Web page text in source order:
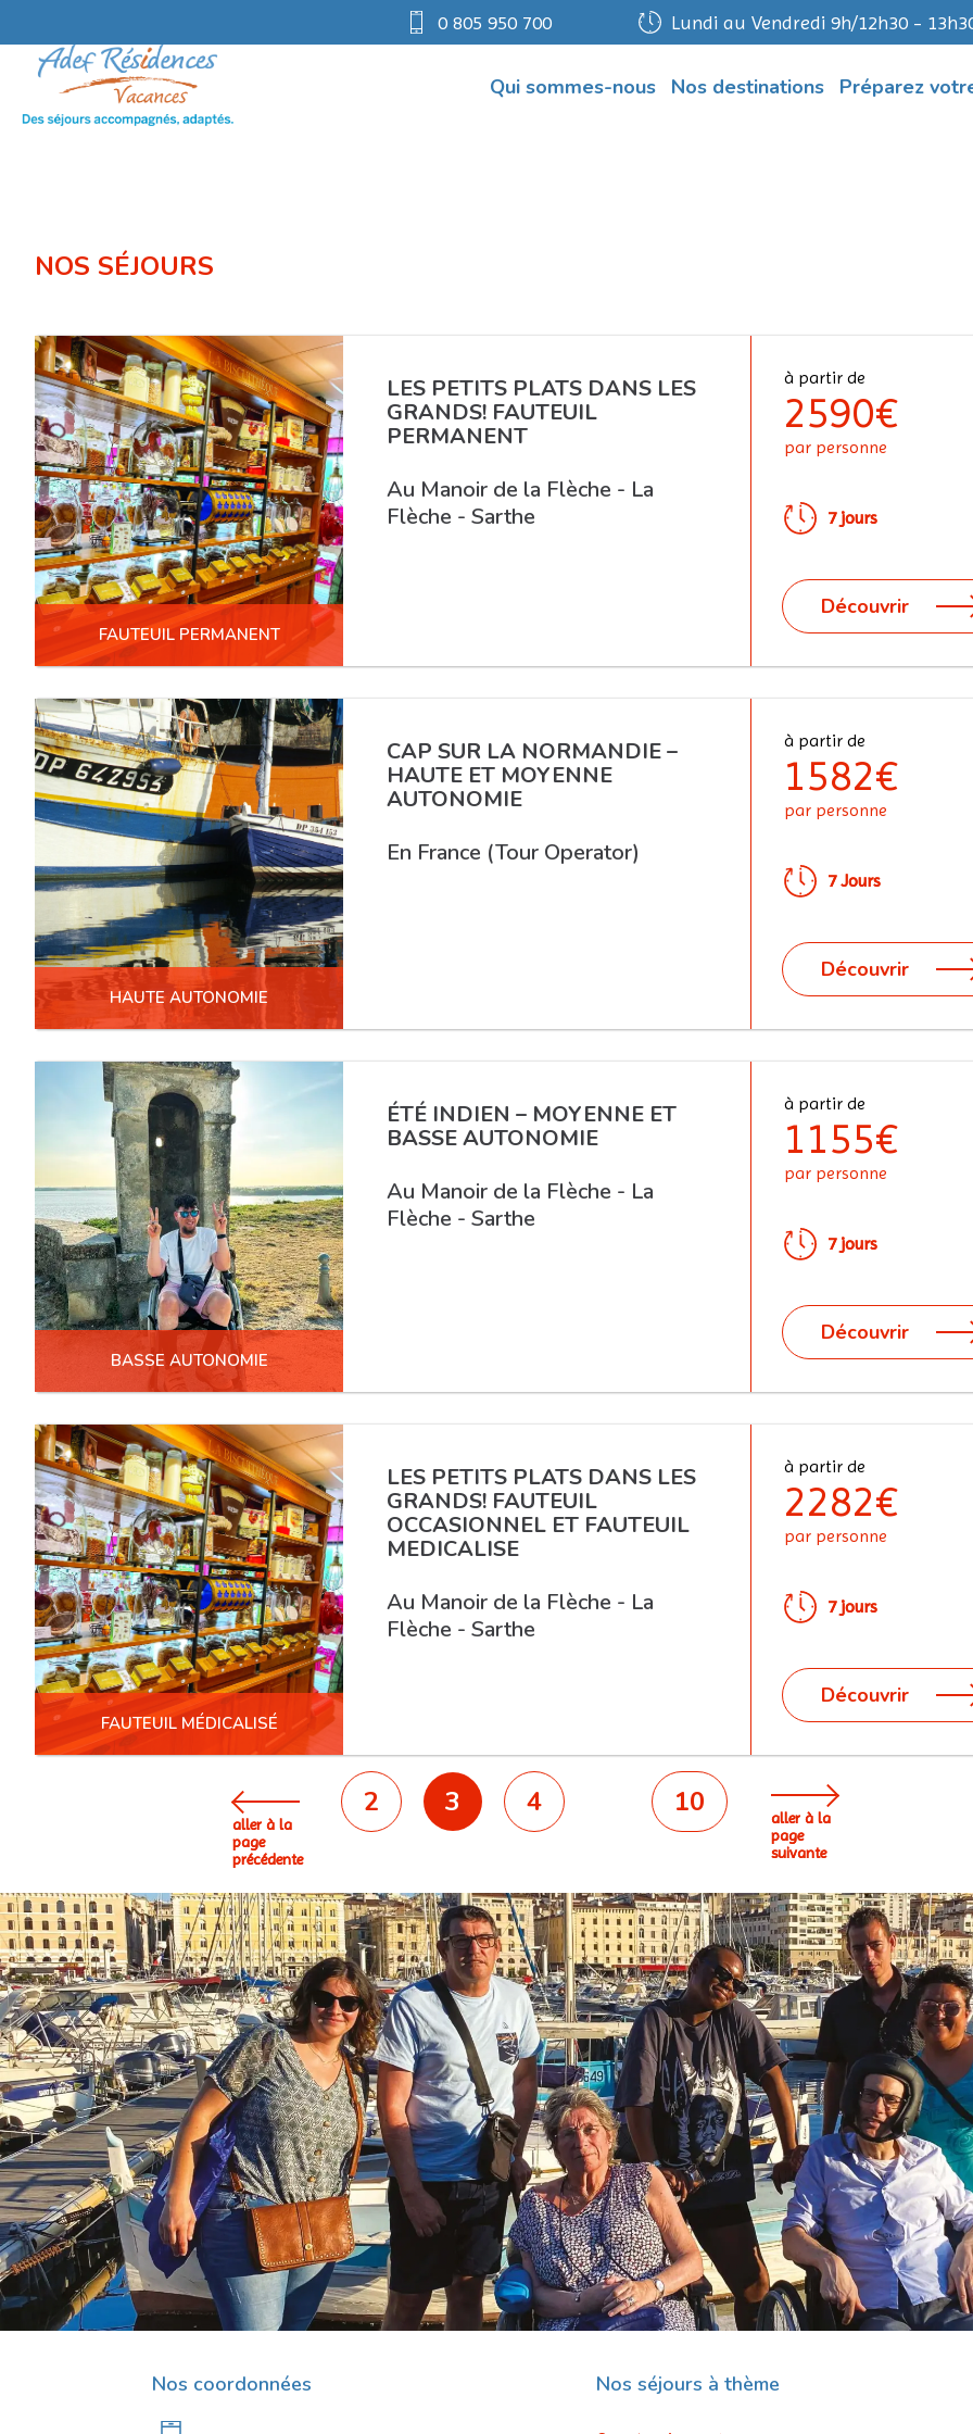
0 805 950 700 Lundi au Vendredi 9h/12h30 -
Qui sommes-nous Nos destinations Préparez
NOS SÉJOURS
FAUTEUIL PERMANENT
LES PETITS PLATS DANS LES
GRANDS! FAUTEUIL
PERMANENT
Au Manoir de la Flèche - La
Flèche - Sarthe
à partir de
2590€
par personne
7 jours
Découvrir
HAUTE AUTONOMIE
CAP SUR LA NORMANDIE –
HAUTE ET MOYENNE
AUTONOMIE
En France (Tour Operator)
à partir de
1582€
par personne
7 Jours
Découvrir
BASSE AUTONOMIE
ÉTÉ INDIEN – MOYENNE ET
BASSE AUTONOMIE
Au Manoir de la Flèche - La
Flèche - Sarthe
à partir de
1155€
par personne
7 jours
Découvrir
FAUTEUIL MÉDICALISÉ
LES PETITS PLATS DANS LES
GRANDS! FAUTEUIL
OCCASIONNEL ET FAUTEUIL
MEDICALISE
Au Manoir de la Flèche - La
Flèche - Sarthe
à partir de
2282€
par personne
7 jours
Découvrir
aller à la
page
précédente
2 3 4 10
aller à la
page
suivante
Nos coordonnées Nos séjours à thème
VOUS AVEZ UN PROJET DE
RECHERCHEZ UNE
Rechercher :